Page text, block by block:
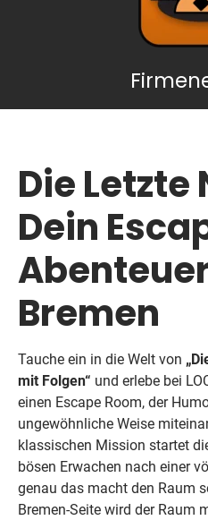
Die Letzte
Dein
Bremen
Tauche ein in die Welt von
mit Folgen“ und erlebe bei
einen Escape Room, der
ungewöhnliche Weise
klassischen Mission startet
bösen Erwachen nach einer
genau das macht den Raum
Bremen-Seite wird der Raum